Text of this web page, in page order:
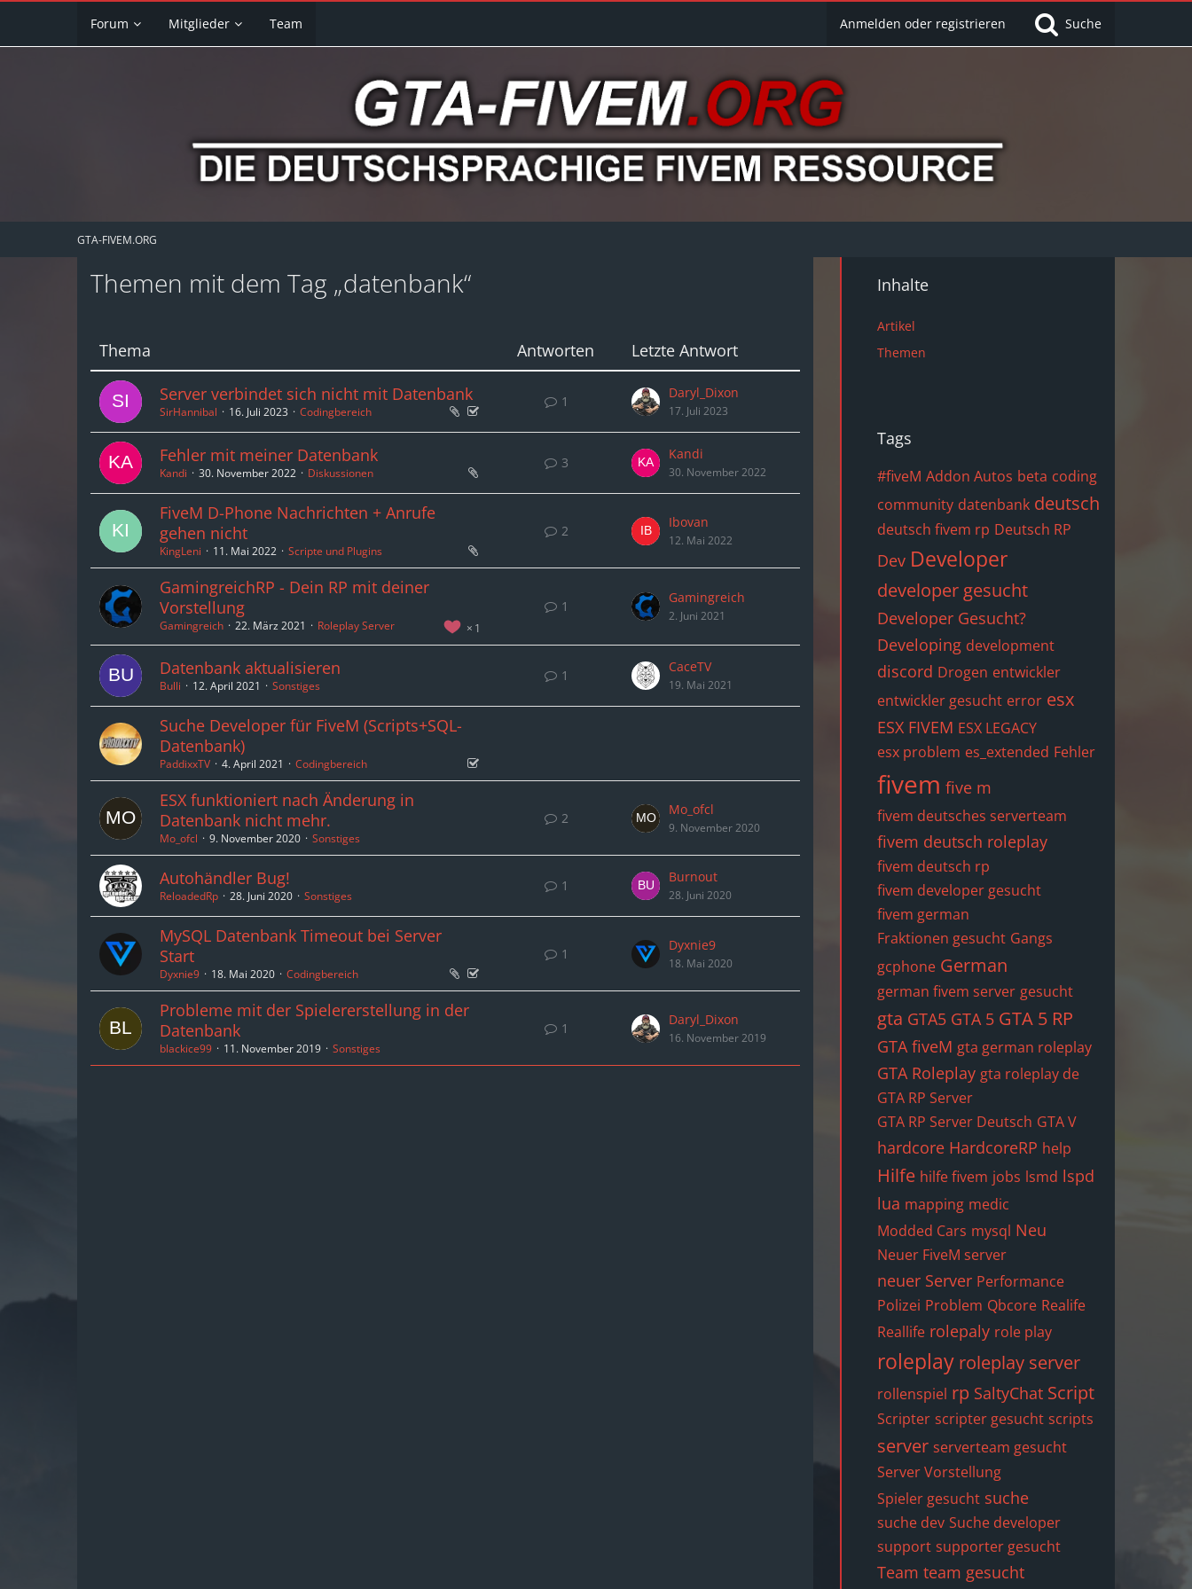
Forum Mitglieder Team Anmelden oder registrieren Suche
GTA-FIVEM.ORG
Themen mit dem Tag „datenbank“
Thema Antworten Letzte Antwort
Server verbindet sich nicht mit Datenbank
SirHannibal 16. Juli 2023 Codingbereich
1
Daryl_Dixon
17. Juli 2023
Fehler mit meiner Datenbank
Kandi 30. November 2022 Diskussionen
3
Kandi
30. November 2022
FiveM D-Phone Nachrichten + Anrufe
gehen nicht
KingLeni 11. Mai 2022 Scripte und Plugins
2
Ibovan
12. Mai 2022
GamingreichRP - Dein RP mit deiner
Vorstellung
1
Gamingreich 22. März 2021 Roleplay Server
1
Gamingreich
2. Juni 2021
Datenbank aktualisieren
Bulli 12. April 2021 Sonstiges
1
CaceTV
19. Mai 2021
Suche Developer für FiveM (Scripts+SQL-
Datenbank)
PaddixxTV 4. April 2021 Codingbereich
ESX funktioniert nach Änderung in
Datenbank nicht mehr.
Mo_ofcl 9. November 2020 Sonstiges
2
Mo_ofcl
9. November 2020
Autohändler Bug!
ReloadedRp 28. Juni 2020 Sonstiges
1
Burnout
28. Juni 2020
MySQL Datenbank Timeout bei Server
Start
Dyxnie9 18. Mai 2020 Codingbereich
1
Dyxnie9
18. Mai 2020
Probleme mit der Spielererstellung in der
Datenbank
blackice99 11. November 2019 Sonstiges
1
Daryl_Dixon
16. November 2019
Inhalte
Artikel
Themen
Tags
#fiveM Addon Autos beta coding
community datenbank deutsch
deutsch fivem rp Deutsch RP
Dev Developer
developer gesucht
Developer Gesucht?
Developing development
discord Drogen entwickler
entwickler gesucht error esx
ESX FIVEM ESX LEGACY
esx problem es_extended Fehler
fivem five m
fivem deutsches serverteam
fivem deutsch roleplay
fivem deutsch rp
fivem developer gesucht
fivem german
Fraktionen gesucht Gangs
gcphone German
german fivem server gesucht
gta GTA5 GTA 5 GTA 5 RP
GTA fiveM gta german roleplay
GTA Roleplay gta roleplay de
GTA RP Server
GTA RP Server Deutsch GTA V
hardcore HardcoreRP help
Hilfe hilfe fivem jobs lsmd lspd
lua mapping medic
Modded Cars mysql Neu
Neuer FiveM server
neuer Server Performance
Polizei Problem Qbcore Realife
Reallife rolepaly role play
roleplay roleplay server
rollenspiel rp SaltyChat Script
Scripter scripter gesucht scripts
server serverteam gesucht
Server Vorstellung
Spieler gesucht suche
suche dev Suche developer
support supporter gesucht
Team team gesucht